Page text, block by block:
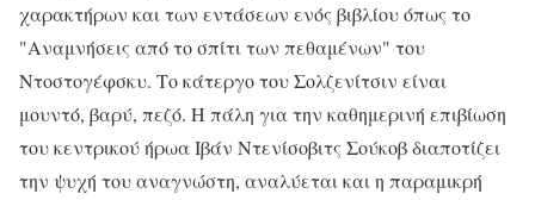
χαρακτήρων και των εντάσεων ενός βιβλίου όπως το
"Αναμνήσεις από το σπίτι των πεθαμένων" του
Ντοστογέφσκυ. Το κάτεργο του Σολζενίτσιν είναι
μουντό, βαρύ, πεζό. Η πάλη για την καθημερινή επιβίωση
του κεντρικού ήρωα Ιβάν Ντενίσοβιτς Σούκοβ διαποτίζει
την ψυχή του αναγνώστη, αναλύεται και η παραμικρή